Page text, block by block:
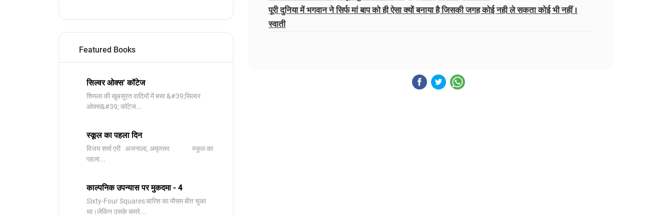
Featured Books
सिल्वर ओक्स' कॉटेज
शिमला की खूबसूरत वादियों में बसा &#39;सिल्वर
ओक्स&#39; कॉटेज...
स्कूल का पहला दिन
विजय शर्मा एरी अजनाला, अमृतसर स्कूल का
पहला...
काल्पनिक उपन्यास पर मुकदमा - 4
Sixty-Four Squares:बारिश का मौसम बीत चुका
था।लेकिन उसके कमरे...
पूरी दुनिया में भगवान ने सिर्फ मां बाप को ही ऐसा क्यों बनाया है जिसकी जगह कोई नही ले सकता कोई भी नहीं ।
स्वाती